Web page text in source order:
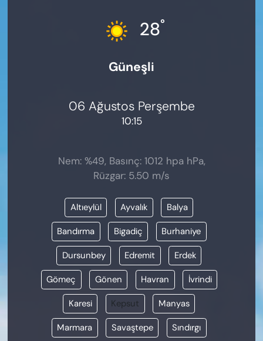
28°
Güneşli
06 Ağustos Perşembe
10:15
Nem: %49, Basınç: 1012 hpa hPa,
Rüzgar: 5.50 m/s
Altıeylül Ayvalık Balya
Bandırma Bigadiç Burhaniye
Dursunbey Edremit Erdek
Gömeç Gönen Havran İvrindi
Karesi Kepsut Manyas
Marmara Savaştepe Sındırgı
ÖZEL HABER
SİYASET
VAN VE DİYARBAKIR HABERLERİ